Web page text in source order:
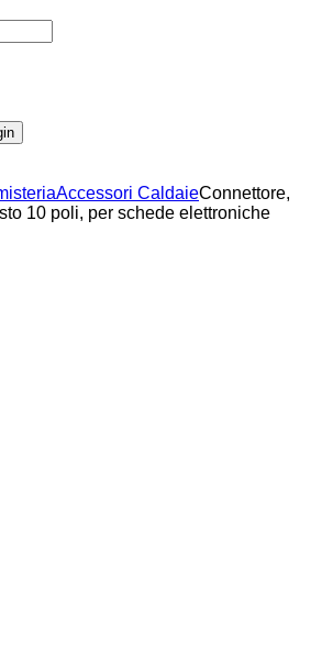
Accessori CaldaieConnettore,
10 poli, per schede elettroniche